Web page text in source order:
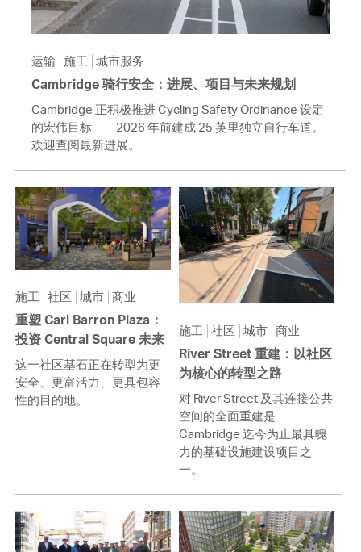
运输 施工 城市服务
Cambridge 骑行安全：进展、项目与未来规划
Cambridge 正积极推进 Cycling Safety Ordinance 设定
的宏伟目标——2026 年前建成 25 英里独立自行车道。
欢迎查阅最新进展。
施工 社区 城市 商业
重塑 Carl Barron Plaza：
投资 Central Square 未来
这一社区基石正在转型为更
安全、更富活力、更具包容
性的目的地。
施工 社区 城市 商业
River Street 重建：以社区
为核心的转型之路
对 River Street 及其连接公共
空间的全面重建是
Cambridge 迄今为止最具魄
力的基础设施建设项目之
一。